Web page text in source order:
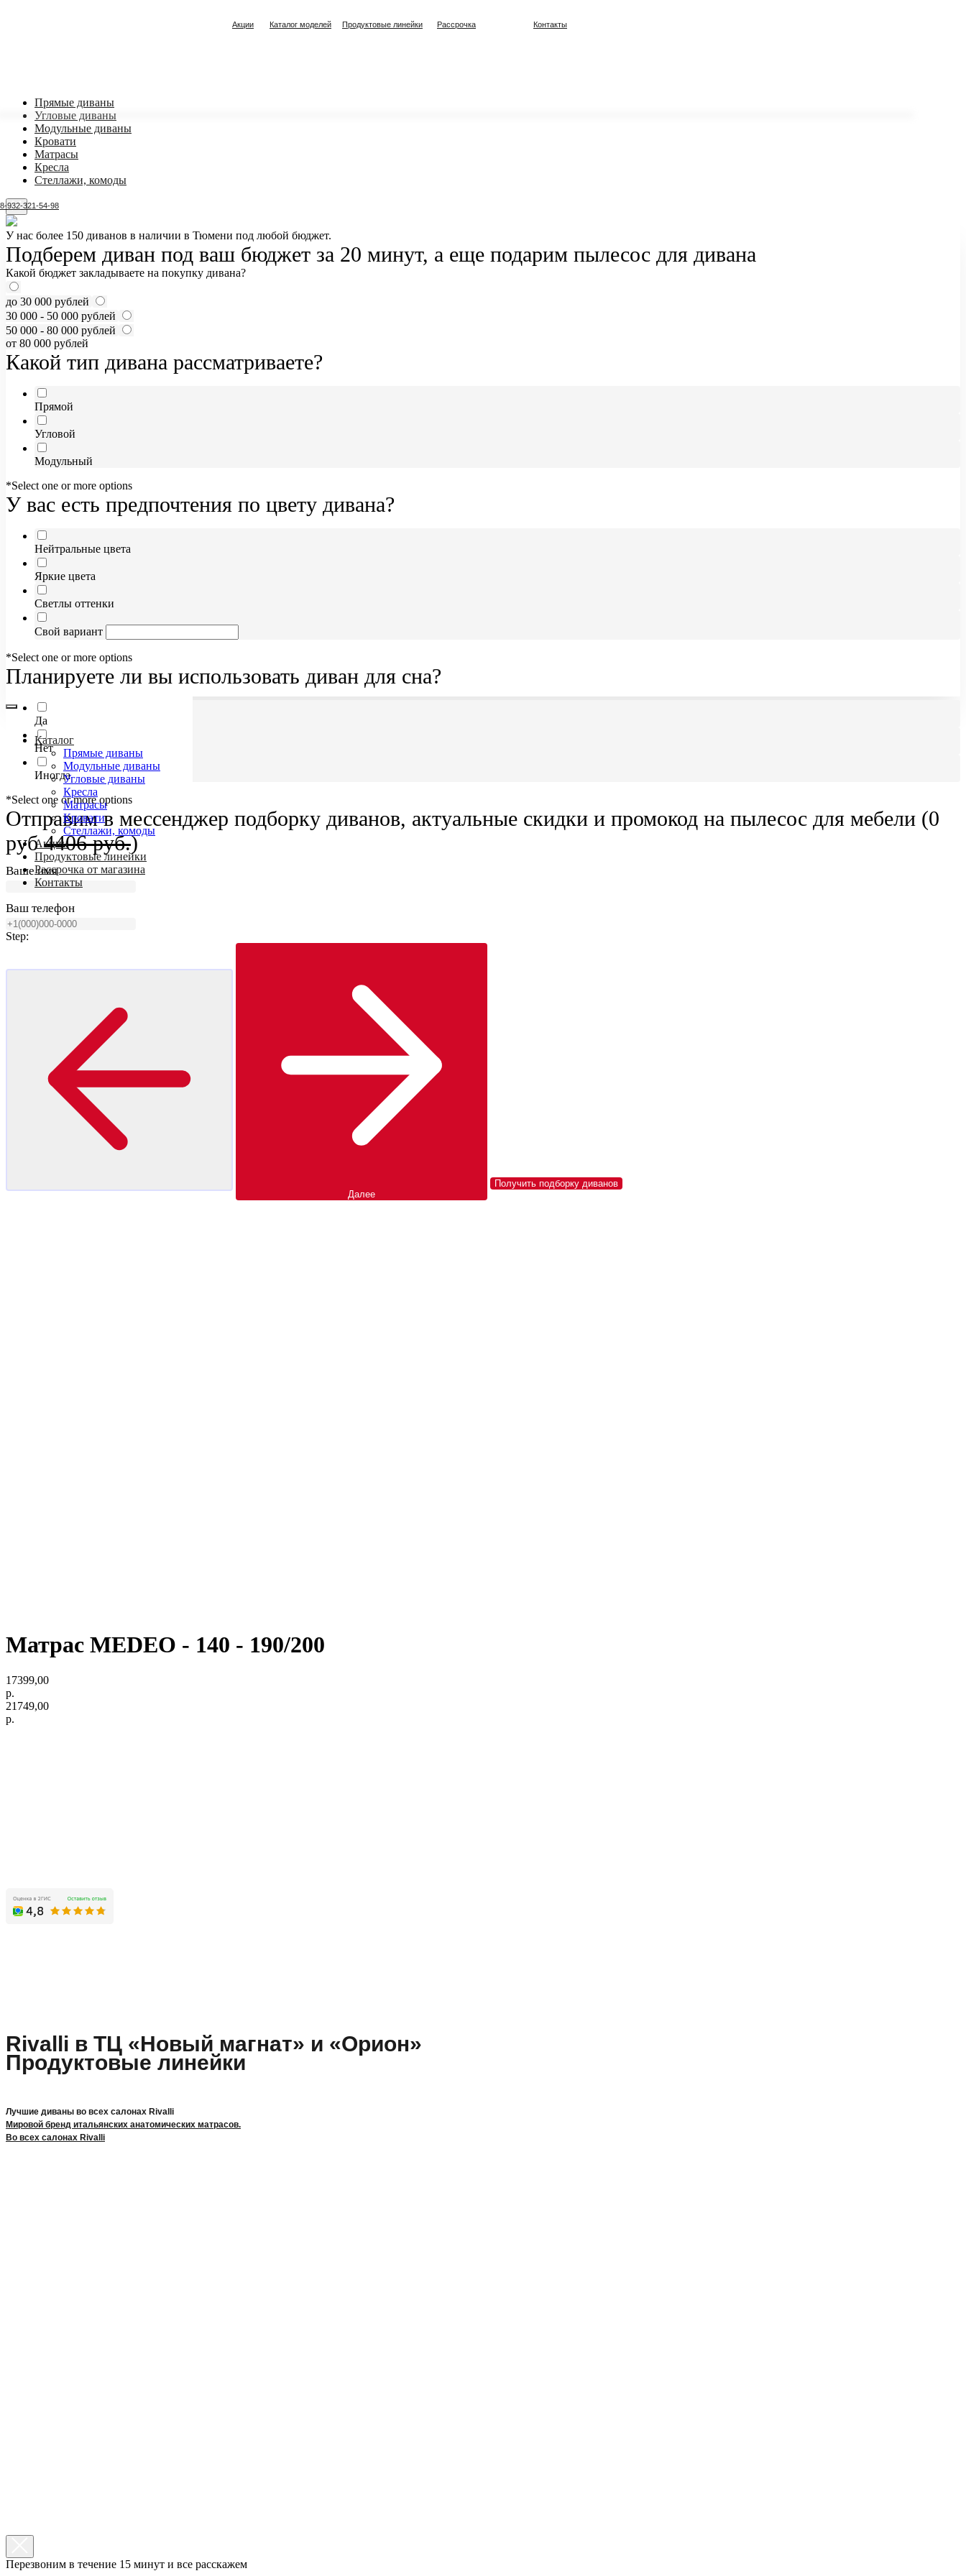
8-932-321-54-98
Акции Каталог моделей Продуктовые линейки Рассрочка Контакты
Прямые диваны
Угловые диваны
Модульные диваны
Кровати
Матрасы
Кресла
Стеллажи, комоды
У нас более 150 диванов в наличии в Тюмени под любой бюджет.
Подберем диван под ваш бюджет за 20 минут, а еще подарим пылесос для дивана
Какой бюджет закладываете на покупку дивана?
до 30 000 рублей
30 000 - 50 000 рублей
50 000 - 80 000 рублей
от 80 000 рублей
Какой тип дивана рассматриваете?
Прямой
Угловой
Модульный
*Select one or more options
У вас есть предпочтения по цвету дивана?
Нейтральные цвета
Яркие цвета
Светлы оттенки
Свой вариант
*Select one or more options
Планируете ли вы использовать диван для сна?
Да
Нет
Иногда
*Select one or more options
Отправим в мессенджер подборку диванов, актуальные скидки и промокод на пылесос для мебели (0
руб4406 руб.)
Ваше имя
Ваш телефон
Step:
Далее
Получить подборку диванов
Каталог
Прямые диваны
Модульные диваны
Угловые диваны
Кресла
Матрасы
Кровати
Стеллажи, комоды
Акции
Продуктовые линейки
Рассрочка от магазина
Контакты
Матрас MEDEO - 140 - 190/200
17399,00
р.
21749,00
р.
Продуктовые линейки
Лучшие диваны во всех салонах Rivalli
Мировой бренд итальянских анатомических матрасов.
Во всех салонах Rivalli
Rivalli в ТЦ «Новый магнат» и «Орион»
Перезвоним в течение 15 минут и все расскажем